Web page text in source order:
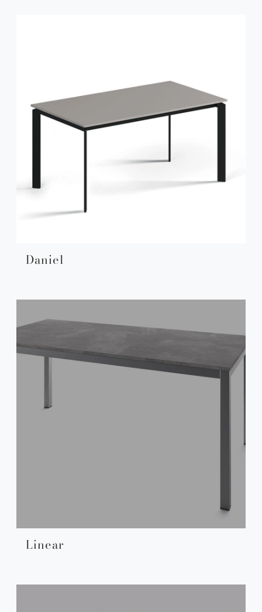
Daniel
Linear